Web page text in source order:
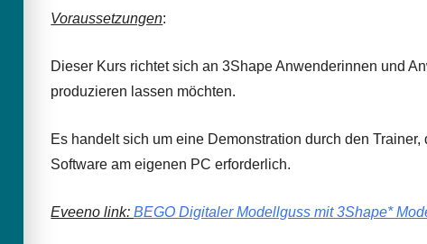
Voraussetzungen:
Dieser Kurs richtet sich an 3Shape Anwenderinnen und
produzieren lassen möchten.
Es handelt sich um eine Demonstration durch den
Software am eigenen PC erforderlich.
Eveeno link:BEGO Digitaler Modellguss mit 3Shape*